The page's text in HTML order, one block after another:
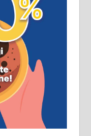
20
радно
41-122 –